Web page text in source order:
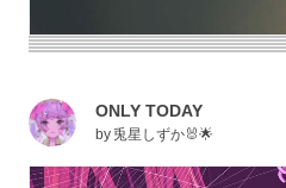
ONLY TODAY
by 兎星しずか🐰🌟